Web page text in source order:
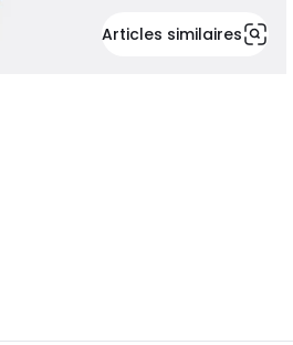
Articles similaires